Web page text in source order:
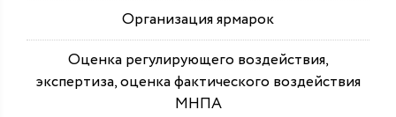
Организация ярмарок
Оценка регулирующего воздействия,
экспертиза, оценка фактического воздействия
МНПА